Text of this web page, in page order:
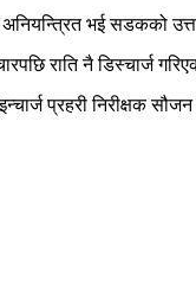
भई सडकको
राति नै डिस्चार्ज
प्रहरी निरीक्षक सौजन